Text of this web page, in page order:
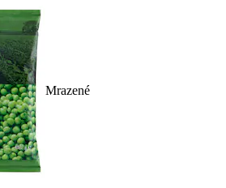
Mrazené